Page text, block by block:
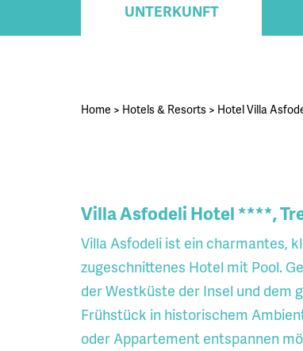
UNTERKUNFT
Home > Hotels & Resorts > Hotel Villa
Villa Asfodeli Hotel ****,
Villa Asfodeli ist ein charmantes,
zugeschnittenes Hotel mit Pool.
der Westküste der Insel und dem
Frühstück in historischem
oder Appartement entspannen